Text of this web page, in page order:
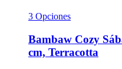
3 Opciones
Bambaw Cozy
cm, Terracotta